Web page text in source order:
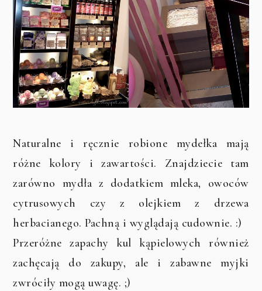
Naturalne i ręcznie robione mydełka mają
różne kolory i zawartości. Znajdziecie tam
zarówno mydła z dodatkiem mleka, owoców
cytrusowych czy z olejkiem z drzewa
herbacianego. Pachną i wyglądają cudownie. :)
Przeróżne zapachy kul kąpielowych również
zachęcają do zakupy, ale i zabawne myjki
zwróciły mogą uwagę. ;)